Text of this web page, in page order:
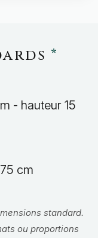
*
- hauteur 15
cm
standard.
ou proportions